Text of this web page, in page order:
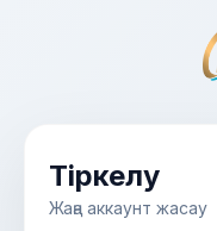
Тіркелу
Жаңа аккаунт жасау